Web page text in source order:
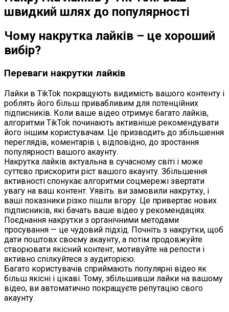
швидкий шлях до популярності
Чому накрутка лайків – це хороший
вибір?
Переваги накрутки лайків
Лайки в TikTok покращують видимість вашого контенту і
роблять його більш привабливим для потенційних
підписників. Коли ваше відео отримує багато лайків,
алгоритми TikTok починають активніше рекомендувати
його іншим користувачам. Це призводить до збільшення
переглядів, коментарів і, відповідно, до зростання
популярності вашого акаунту.
Накрутка лайків актуальна в сучасному світі і може
суттєво прискорити ріст вашого акаунту. Збільшення
активності спонукає алгоритми соцмережі звертати
увагу на ваш контент. Уявіть: ви замовили накрутку, і
ваші показники різко пішли вгору. Це привертає нових
підписників, які бачать ваше відео у рекомендаціях.
Поєднання накрутки з органічними методами
просування — це чудовий підхід. Почніть з накрутки, щоб
дати поштовх своєму акаунту, а потім продовжуйте
створювати якісний контент, мотивуйте на репости і
активно спілкуйтеся з аудиторією.
Багато користувачів сприймають популярні відео як
більш якісні і цікаві. Тому, збільшивши лайки на вашому
відео, ви автоматично покращуєте репутацію свого
акаунту.